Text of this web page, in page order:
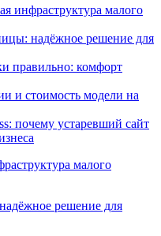
инфраструктура малого
надёжное решение для
правильно: комфорт
и стоимость модели на
почему устаревший сайт
малого
решение для